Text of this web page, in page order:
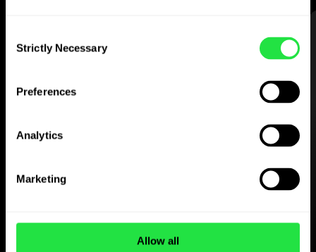
Selection
Strictly Necessary
Preferences
Analytics
Marketing
Allow all
ZEN.COM безплатно
и се регистрирайте за
няколко минути.